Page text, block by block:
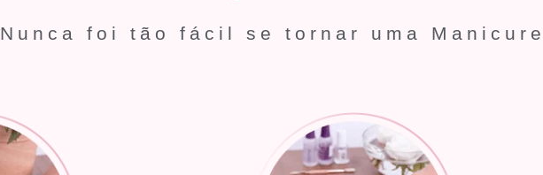
Nunca foi tão fácil se tornar uma